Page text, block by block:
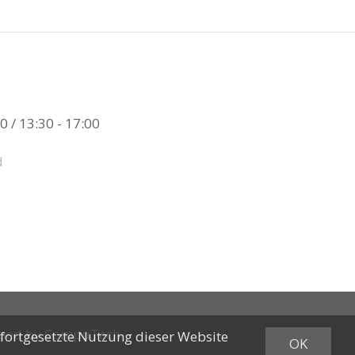
/ 13:30 - 17:00
byCompuTech
OK
Nutzung dieser Website